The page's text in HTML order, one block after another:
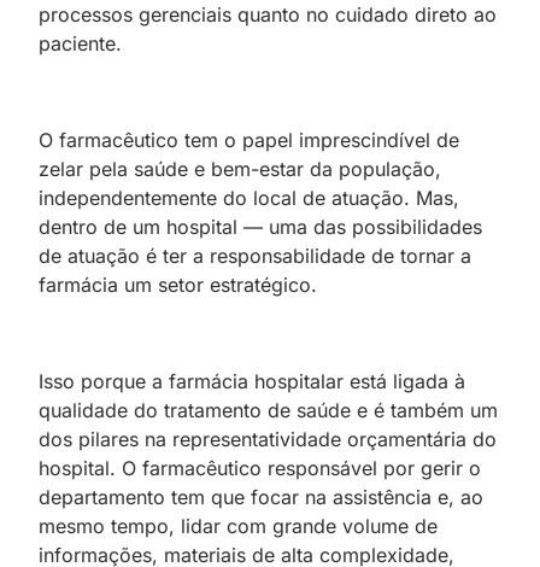
processos gerenciais quanto no cuidado direto ao
paciente.
O farmacêutico tem o papel imprescindível de
zelar pela saúde e bem-estar da população,
independentemente do local de atuação. Mas,
dentro de um hospital — uma das possibilidades
de atuação é ter a responsabilidade de tornar a
farmácia um setor estratégico.
Isso porque a farmácia hospitalar está ligada à
qualidade do tratamento de saúde e é também um
dos pilares na representatividade orçamentária do
hospital. O farmacêutico responsável por gerir o
departamento tem que focar na assistência e, ao
mesmo tempo, lidar com grande volume de
informações, materiais de alta complexidade,